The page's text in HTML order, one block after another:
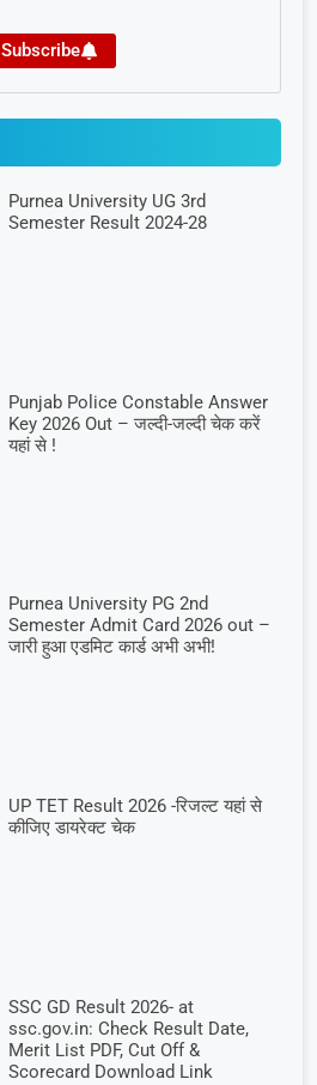
Subscribe
Purnea University UG 3rd
Semester Result 2024-28
Punjab Police Constable Answer
Key 2026 Out – जल्दी-जल्दी चेक करें
यहां से !
Purnea University PG 2nd
Semester Admit Card 2026 out –
जारी हुआ एडमिट कार्ड अभी अभी!
UP TET Result 2026 -रिजल्ट यहां से
कीजिए डायरेक्ट चेक
SSC GD Result 2026- at
ssc.gov.in: Check Result Date,
Merit List PDF, Cut Off &
Scorecard Download Link